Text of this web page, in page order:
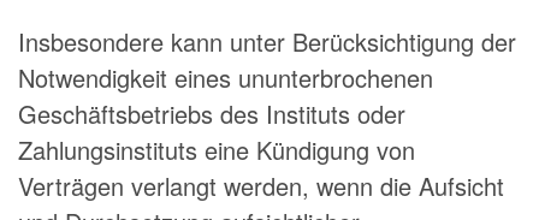
Insbesondere kann unter Berücksichtigung der
Notwendigkeit eines ununterbrochenen
Geschäftsbetriebs des Instituts oder
Zahlungsinstituts eine Kündigung von
Verträgen verlangt werden, wenn die Aufsicht